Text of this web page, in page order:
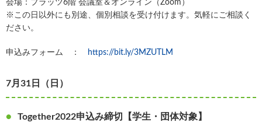
会場：プラッツ6階 会議室＆オンライン（Zoom）
※この日以外にも別途、個別相談を受け付けます。気軽にご相談く
ださい。
申込みフォーム ： https://bit.ly/3MZUTLM
7月31日（日）
Together2022申込み締切【学生・団体対象】